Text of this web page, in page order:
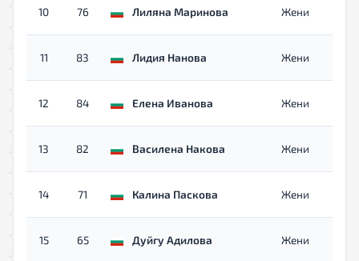
10 76 Лиляна Маринова Жени
11 83 Лидия Нанова Жени
12 84 Елена Иванова Жени
13 82 Василена Накова Жени
14 71 Калина Паскова Жени
15 65 Дуйгу Адилова Жени